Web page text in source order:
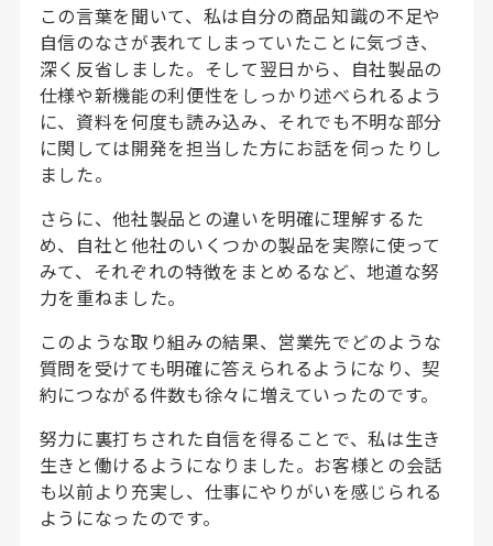
この言葉を聞いて、私は自分の商品知識の不足や
自信のなさが表れてしまっていたことに気づき、
深く反省しました。そして翌日から、自社製品の
仕様や新機能の利便性をしっかり述べられるよう
に、資料を何度も読み込み、それでも不明な部分
に関しては開発を担当した方にお話を伺ったりし
ました。
さらに、他社製品との違いを明確に理解するた
め、自社と他社のいくつかの製品を実際に使って
みて、それぞれの特徴をまとめるなど、地道な努
力を重ねました。
このような取り組みの結果、営業先でどのような
質問を受けても明確に答えられるようになり、契
約につながる件数も徐々に増えていったのです。
努力に裏打ちされた自信を得ることで、私は生き
生きと働けるようになりました。お客様との会話
も以前より充実し、仕事にやりがいを感じられる
ようになったのです。